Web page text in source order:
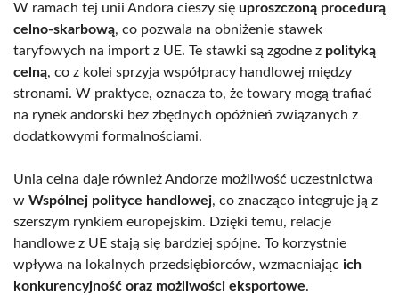
W ramach tej unii Andora cieszy się uproszczoną procedurą
celno-skarbową, co pozwala na obniżenie stawek
taryfowych na import z UE. Te stawki są zgodne z polityką
celną, co z kolei sprzyja współpracy handlowej między
stronami. W praktyce, oznacza to, że towary mogą trafiać
na rynek andorski bez zbędnych opóźnień związanych z
dodatkowymi formalnościami.
Unia celna daje również Andorze możliwość uczestnictwa
w Wspólnej polityce handlowej, co znacząco integruje ją z
szerszym rynkiem europejskim. Dzięki temu, relacje
handlowe z UE stają się bardziej spójne. To korzystnie
wpływa na lokalnych przedsiębiorców, wzmacniając ich
konkurencyjność oraz możliwości eksportowe.